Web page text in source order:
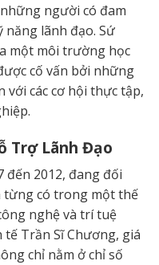
người có đam
lãnh đạo. Sứ
một môi trường học
cố vấn bởi những
với các cơ hội thực tập,
Trợ Lãnh Đạo
đến 2012, đang đối
từng có trong một thế
nghệ và trí tuệ
Trần Sĩ Chương, giá
chỉ nằm ở chỉ số